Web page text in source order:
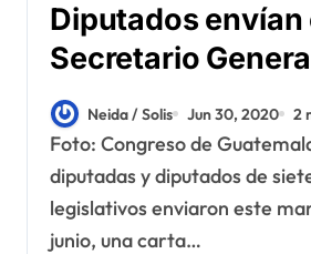
Diputados envían
Secretario
OEA por ataques a
Neida / Solis Jun 30, 2020 2
Foto: Congreso de Guatemala Cincuenta
diputadas y diputados de
legislativos enviaron este
junio, una carta…